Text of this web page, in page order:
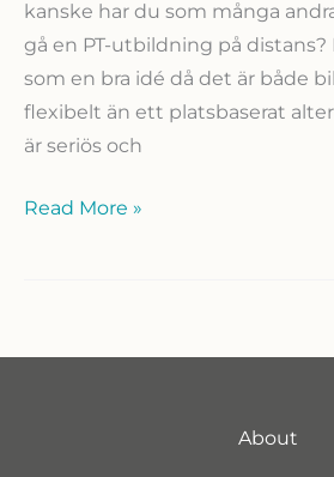
kanske har du som många
gå en PT-utbildning på distans?
som en bra idé då det är både
flexibelt än ett platsbaserat
är seriös och
Därför
Read More »
About